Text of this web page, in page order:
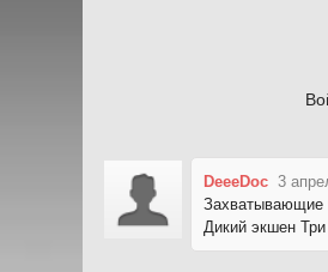
DeeeDoc 3
Захватывающие
Дикий экшен